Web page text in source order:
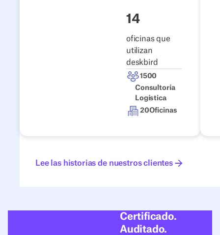
14
oficinas que
utilizan
deskbird
1500
Consultoría
Logística
20Oficinas
Lee las historias de nuestros clientes
Lee las historias de nuestros clientes
Certificado.
Auditado.